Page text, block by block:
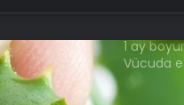
Aloe
Vera